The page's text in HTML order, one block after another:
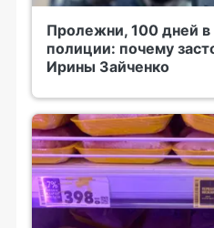
Пролежни, 100 дней
полиции: почему
Ирины Зайченко